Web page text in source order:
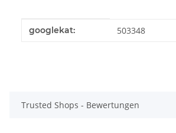
Produkteigenschaft
Wert
googlekat: 503348
Trusted Shops - Bewertungen